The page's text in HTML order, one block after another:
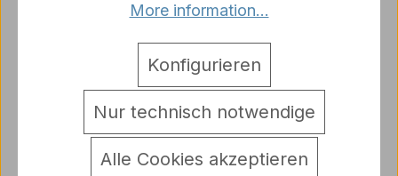
Metall Notaustiegsluke für TIGER I Lieferumfang:
eine Luke inkl. Scharniere Mehr
Warnhinweise
Bewertungen
More information...
Nur technisch notwendige
Konfigurieren
Alle Cookies akzeptieren